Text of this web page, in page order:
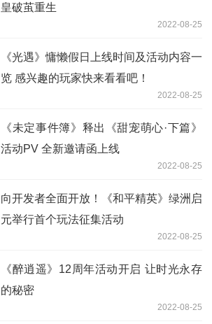
皇破茧重生
2022-08-25
《光遇》慵懒假日上线时间及活动内容一
览 感兴趣的玩家快来看看吧！
2022-08-25
《未定事件簿》释出《甜宠萌心·下篇》
活动PV 全新邀请函上线
2022-08-25
向开发者全面开放！《和平精英》绿洲启
元举行首个玩法征集活动
2022-08-25
《醉逍遥》12周年活动开启 让时光永存
的秘密
2022-08-25